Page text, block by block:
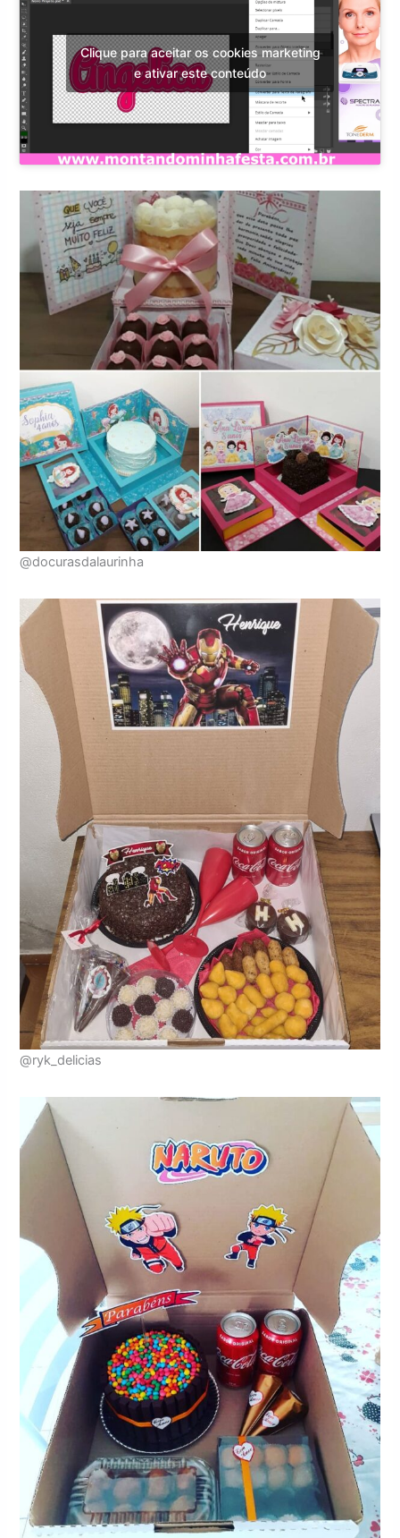
Clique para aceitar os cookies marketing
e ativar este conteúdo
@docurasdalaurinha
@ryk_delicias